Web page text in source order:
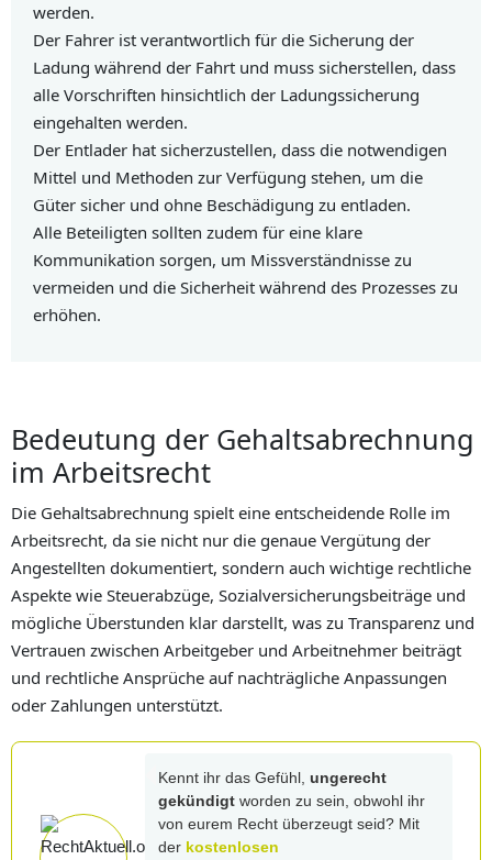
werden.
Der Fahrer ist verantwortlich für die Sicherung der
Ladung während der Fahrt und muss sicherstellen, dass
alle Vorschriften hinsichtlich der Ladungssicherung
eingehalten werden.
Der Entlader hat sicherzustellen, dass die notwendigen
Mittel und Methoden zur Verfügung stehen, um die
Güter sicher und ohne Beschädigung zu entladen.
Alle Beteiligten sollten zudem für eine klare
Kommunikation sorgen, um Missverständnisse zu
vermeiden und die Sicherheit während des Prozesses zu
erhöhen.
Bedeutung der Gehaltsabrechnung
im Arbeitsrecht
Die Gehaltsabrechnung spielt eine entscheidende Rolle im
Arbeitsrecht, da sie nicht nur die genaue Vergütung der
Angestellten dokumentiert, sondern auch wichtige rechtliche
Aspekte wie Steuerabzüge, Sozialversicherungsbeiträge und
mögliche Überstunden klar darstellt, was zu Transparenz und
Vertrauen zwischen Arbeitgeber und Arbeitnehmer beiträgt
und rechtliche Ansprüche auf nachträgliche Anpassungen
oder Zahlungen unterstützt.
Kennt ihr das Gefühl, ungerecht
gekündigt worden zu sein, obwohl ihr
von eurem Recht überzeugt seid? Mit
der kostenlosen